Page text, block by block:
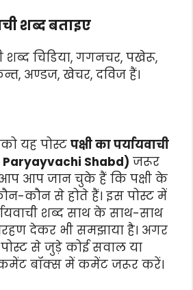
शब्द बताइए
शब्द चिडिया, गगनचर, पखेरू,
अण्डज, खेचर, दविज हैं।
यह पोस्ट पक्षी का पर्यायवाची
Paryayvachi Shabd) जरूर
आप आप जान चुके हैं कि पक्षी के
कौन से होते हैं। इस पोस्ट में
शब्द साथ के साथ-साथ
देकर भी समझाया है। अगर
से जुड़े कोई सवाल या
बॉक्स में कमेंट जरूर करें।